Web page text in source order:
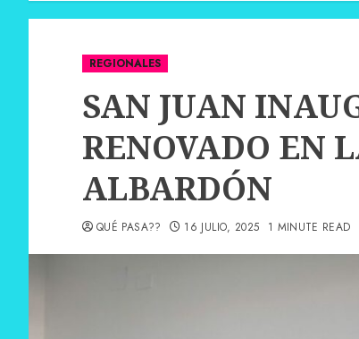
REGIONALES
SAN JUAN
RENOVADO EN
ALBARDÓN
QUÉ PASA?? 16 JULIO, 2025 1 MINUTE READ